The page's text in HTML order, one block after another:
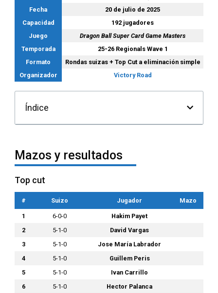
Fecha
20 de julio de 2025
Capacidad
192 jugadores
Juego
Dragon Ball Super Card Game Masters
Temporada
25-26 Regionals Wave 1
Formato
Rondas suizas + Top Cut a eliminación simple
Organizador
Victory Road
Índice
Mazos y resultados
Top cut
# Suizo Jugador Mazo
1 6-0-0
Hakim Payet
2
5-1-0
David Vargas
3
5-1-0
Jose María Labrador
4
5-1-0
Guillem Peris
5
5-1-0
Ivan Carrillo
6
5-1-0
Hector Palanca